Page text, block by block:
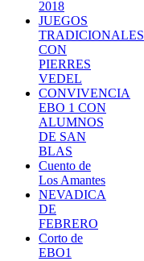
2018
JUEGOS
TRADICIONALES
CON
PIERRES
VEDEL
CONVIVENCIA
EBO 1 CON
ALUMNOS
DE SAN
BLAS
Cuento de
Los Amantes
NEVADICA
DE
FEBRERO
Corto de
EBO1